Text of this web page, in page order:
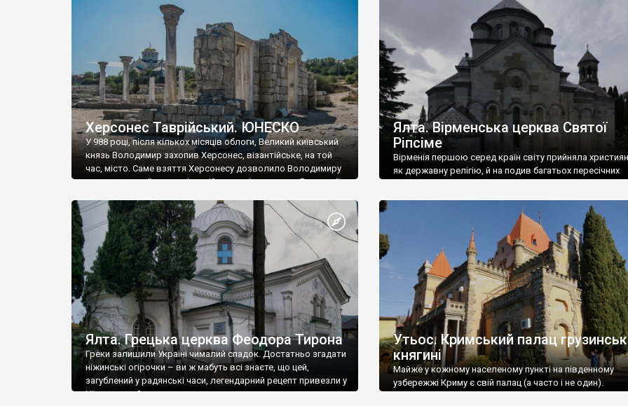
візантійської доби. Раритети викрадені з фондів об’єкту
культурної спадщини ЮНЕСКО «Херсонеса Таврійського».
Офіційно – на виставку «Золото Візантії», але експерти та
влада в Україні вважають це лише […]
називаються «повстяками» (postaki)…” “Вино. Крим
виробляє відмінне вино і його вдосталь: воно все
легке біле і дуже […]
Херсонес Таврійський. ЮНЕСКО
У 988 році, після кількох місяців облоги, Великий київський
князь Володимир захопив Херсонес, візантійське, на той
час, місто. Саме взяття Херсонесу дозволило Володимиру
диктувати свої умови візантійському імператору Василю ІІ,
Херсонесі Володимир-язичник, став Василем-
християнином. А потім було Хрещення Русі. На честь
Херсонесу Таврійського названо місто […]
Ялта. Вірменська церква Святої
Ріпсіме
Вірменія першою серед країн світу прийняла
як державну релігію, й на подив багатьох пересічних
Ялта. Грецька церква Феодора Тирона
Греки залишили Україні чималий спадок. Достатньо згадати
ніжинські огірочки – ви ж мабуть всі знаєте, що цей,
загублений у радянські часи, легендарний рецепт привезли у
Ніжин греки?
Утьос. Кримський палац
княгині
Майже у кожному населеному пункті на південному
узбережжі Криму є свій палац (а часто і не один).